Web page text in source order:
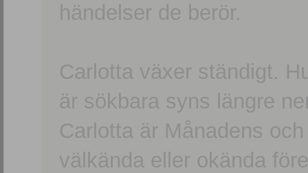
händelser de berör.
Carlotta växer ständigt.
är sökbara syns längre
Carlotta är Månadens
välkända eller okända